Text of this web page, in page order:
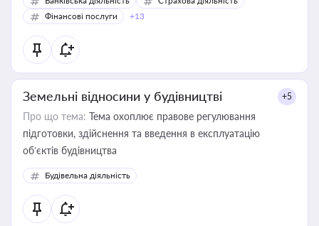
Фінансові послуги
+13
Земельні відносини у будівництві +5
Про що тема: Тема охоплює правове регулювання
підготовки, здійснення та введення в експлуатацію
об’єктів будівництва
Будівельна діяльність